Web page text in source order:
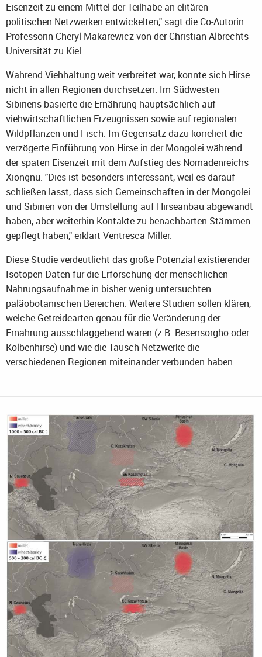
Eisenzeit zu einem Mittel der Teilhabe an elitären
politischen Netzwerken entwickelten," sagt die Co-Autorin
Professorin Cheryl Makarewicz von der Christian-Albrechts
Universität zu Kiel.
Während Viehhaltung weit verbreitet war, konnte sich Hirse
nicht in allen Regionen durchsetzen. Im Südwesten
Sibiriens basierte die Ernährung hauptsächlich auf
viehwirtschaftlichen Erzeugnissen sowie auf regionalen
Wildpflanzen und Fisch. Im Gegensatz dazu korreliert die
verzögerte Einführung von Hirse in der Mongolei während
der späten Eisenzeit mit dem Aufstieg des Nomadenreichs
Xiongnu. "Dies ist besonders interessant, weil es darauf
schließen lässt, dass sich Gemeinschaften in der Mongolei
und Sibirien von der Umstellung auf Hirseanbau abgewandt
haben, aber weiterhin Kontakte zu benachbarten Stämmen
gepflegt haben," erklärt Ventresca Miller.
Diese Studie verdeutlicht das große Potenzial existierender
Isotopen-Daten für die Erforschung der menschlichen
Nahrungsaufnahme in bisher wenig untersuchten
paläobotanischen Bereichen. Weitere Studien sollen klären,
welche Getreidearten genau für die Veränderung der
Ernährung ausschlaggebend waren (z.B. Besensorgho oder
Kolbenhirse) und wie die Tausch-Netzwerke die
verschiedenen Regionen miteinander verbunden haben.